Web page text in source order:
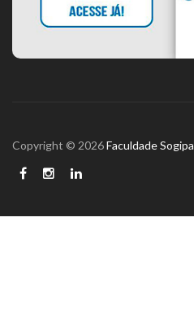
Copyright © 2026Faculdade Sogipa